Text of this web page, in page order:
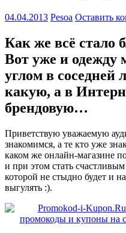
04.04.2013 Pesoa Оставить
Как же всё стало
Вот уже и одежду
углом в соседней
какую, а в
брендовую…
Приветствую уважаемую
знакомимся, а те кто уже
каком же онлайн-магазине
и при этом стать
которой не стыдно будет и
выгулять :).